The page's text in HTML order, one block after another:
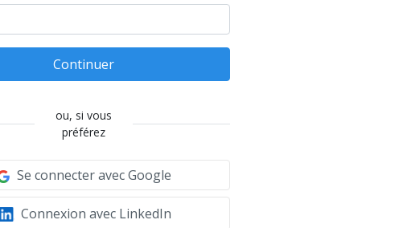
Continuer
ou, si vous
préférez
Se connecter avec Google
Connexion avec LinkedIn